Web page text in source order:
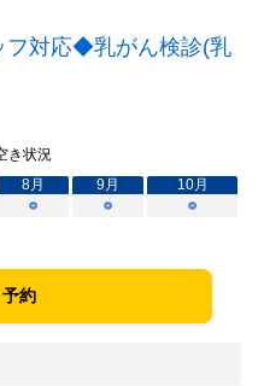
フ対応◆乳がん検診(乳
き状況
8月 9月 10月
○
○ ○
約